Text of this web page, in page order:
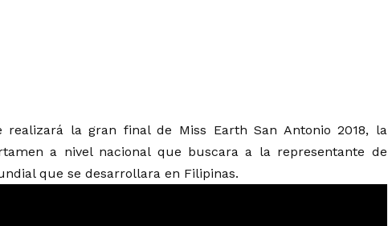
realizará la gran final de Miss Earth San Antonio 2018, la
a nivel nacional que buscara a la representante de
que se desarrollara en Filipinas.